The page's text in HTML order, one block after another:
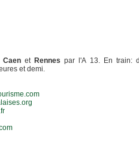
Caen et Rennes par l'A 13. En train:
et demi.